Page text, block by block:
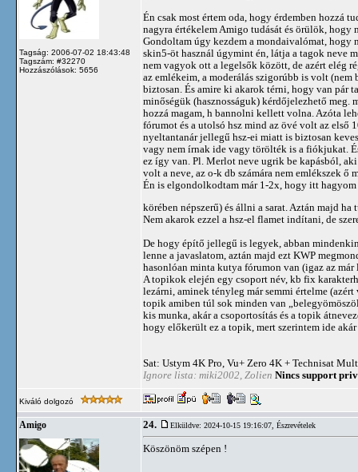
Tagság: 2006-07-02 18:43:48
Tagszám: #32270
Hozzászólások: 5656
Én csak most értem oda, hogy érdemben hozzá
nagyra értékelem Amigo tudását és örülök, hogy
Gondoltam úgy kezdem a mondaivalómat, hogy
skin5-öt használ úgymint én, látja a tagok neve
nem vagyok ott a legelsők között, de azért elég
az emlékeim, a moderálás szigorúbb is volt
biztosan. És amire ki akarok térni, hogy van pár
minőségük (hasznosságuk) kérdőjelezhető
hozzá magam, h bannolni kellett volna. Azóta
fórumot és a utolsó hsz mind az övé volt az első
nyeltantanár jellegű hsz-ei miatt is biztosan
vagy nem írnak ide vagy törölték is a fiókjukat.
ez így van. Pl. Merlot neve ugrik be kapásból,
volt a neve, az o-k db számára nem emlékszek ő
Én is elgondolkodtam már 1-2x, hogy itt
körében népszerű) és állni a sarat. Aztán majd
Nem akarok ezzel a hsz-el flamet indítani, de
De hogy építő jellegű is legyek, abban
lenne a javaslatom, aztán majd ezt KWP
hasonlóan minta kutya fórumon van (igaz az
A topikok elején egy csoport név, kb fix
lezárni, aminek tényleg már semmi értelme
topik amiben túl sok minden van
kis munka, akár a csoportosítás és a topik
hogy előkerült ez a topik, mert szerintem ide
Sat: Ustym 4K Pro, Vu+ Zero 4K + Technisat
Ignore lista: miki2002, Zolien Nincs support
Kiváló dolgozó
Amigo 24. Elküldve: 2024-10-15 19:16:07, Észrevételek
Köszönöm szépen !